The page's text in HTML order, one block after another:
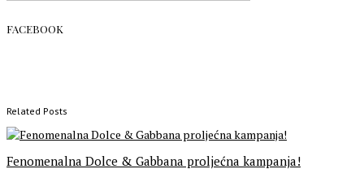
FACEBOOK
Related Posts
Fenomenalna Dolce & Gabbana proljećna kampanja!